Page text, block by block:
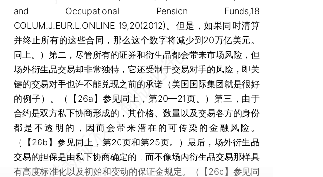
and Occupational Pension Funds,18
COLUM.J.EUR.L.ONLINE 19,20(2012)。但是，如果同时清算
并终止所有的这些合同，那么这个数字将减少到20万亿美元。
同上。）第二，尽管所有的证券和衍生品都会带来市场风险，但
场外衍生品交易却非常独特，它还受制于交易对手的风险，即关
键的交易对手也许不能兑现之前的承诺（美国国际集团就是很好
的例子）。（【26a】参见同上，第20—21页。）第三，由于
合约是双方私下协商形成的，其价格、数量以及交易各方的身份
都是不透明的，因而会带来潜在的可传染的金融风险。
（【26b】参见同上，第20页和第25页。）最后，场外衍生品
交易的担保是由私下协商确定的，而不像场内衍生品交易那样具
有高度标准化以及初始和变动的保证金规定。（【26c】参见同